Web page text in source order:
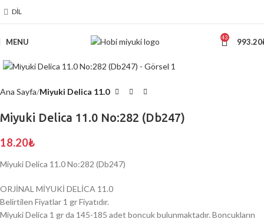
DIL
MENU 43 993.20
Ana Sayfa Miyuki Delica 11.0
Miyuki Delica 11.0 No:282 (Db247)
18.20₺
Miyuki Delica 11.0 No:282 (Db247)
ORJİNAL MİYUKİ DELİCA 11.0
Belirtilen Fiyatlar 1 gr Fiyatıdır.
Miyuki Delica 1 gr da 145-185 adet boncuk bulunmaktadır. Boncukların